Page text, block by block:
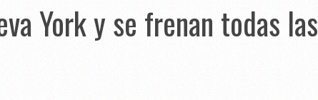
York y se frenan todas las